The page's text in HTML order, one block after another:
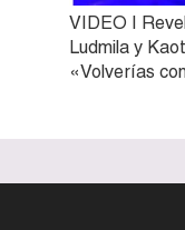
VIDEO |
Ludmila y
«Volverías